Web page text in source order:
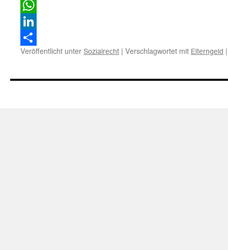
Facebook
WhatsApp
LinkedIn
Teilen
Veröffentlicht unter Sozialrecht | Verschlagwortet mit Elterngeld |